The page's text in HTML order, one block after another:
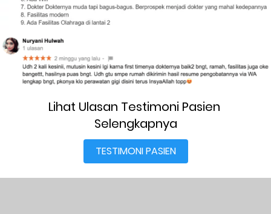
Lihat Ulasan Testimoni Pasien
Selengkapnya
`TESTIMONI PASIEN